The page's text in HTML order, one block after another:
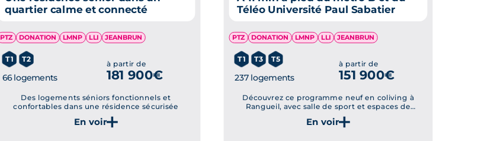
Je découvre ce programme
quartier calme et connecté
PTZ DONATION LMNP LLI JEANBRUN
T1 T2
66 logements
à partir de
181 900€
Des logements séniors fonctionnels et
confortables dans une résidence sécurisée
Je découvre ce programme
Téléo Université Paul Sabatier
PTZ DONATION LMNP LLI JEANBRUN
T1 T3 T5
237 logements
à partir de
151 900€
Découvrez ce programme neuf en coliving à
Rangueil, avec salle de sport et espaces de
détente